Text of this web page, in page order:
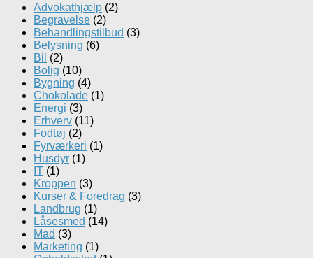
Advokathjælp (2)
Begravelse (2)
Behandlingstilbud (3)
Belysning (6)
Bil (2)
Bolig (10)
Bygning (4)
Chokolade (1)
Energi (3)
Erhverv (11)
Fodtøj (2)
Fyrværkeri (1)
Husdyr (1)
IT (1)
Kroppen (3)
Kurser & Foredrag (3)
Landbrug (1)
Låsesmed (14)
Mad (3)
Marketing (1)